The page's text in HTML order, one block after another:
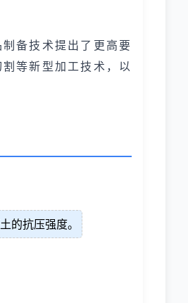
备技术提出了更高要
等新型加工技术，以
的抗压强度。